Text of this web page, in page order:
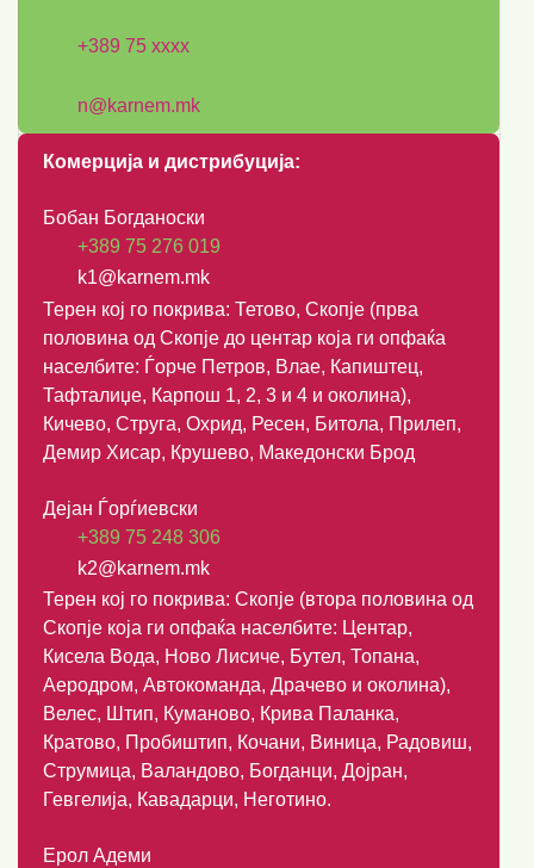
+389 75 хххх
n@karnem.mk
Комерција и дистрибуција:
Бобан Богданоски
+389 75 276 019
k1@karnem.mk
Терен кој го покрива: Тетово, Скопје (прва
половина од Скопје до центар која ги опфаќа
населбите: Ѓорче Петров, Влае, Капиштец,
Тафталиџе, Карпош 1, 2, 3 и 4 и околина),
Кичево, Струга, Охрид, Ресен, Битола, Прилеп,
Демир Хисар, Крушево, Македонски Брод
Дејан Ѓорѓиевски
+389 75 248 306
k2@karnem.mk
Терен кој го покрива: Скопје (втора половина од
Скопје која ги опфаќа населбите: Центар,
Кисела Вода, Ново Лисиче, Бутел, Топана,
Аеродром, Автокоманда, Драчево и околина),
Велес, Штип, Куманово, Крива Паланка,
Кратово, Пробиштип, Кочани, Виница, Радовиш,
Струмица, Валандово, Богданци, Дојран,
Гевгелија, Кавадарци, Неготино.
Ерол Адеми